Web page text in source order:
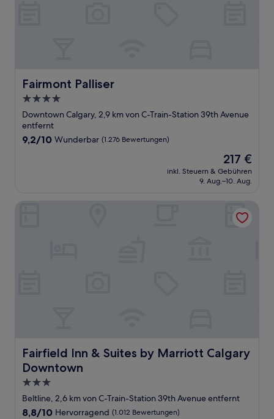
Fairmont Palliser
Fairmont Palliser
4.0-
Sterne-
Unterkunft
Downtown Calgary, 2,9 km von C-Train-Station 39th Avenue
entfernt
9.2
9,2/10 Wunderbar (1.276 Bewertungen)
Der
Preis
beträgt
217 €
inkl. Steuern & Gebühren
9. Aug.–10. Aug.
Fairfield Inn & Suites by Marriott Calgary
Downtown
Fairfield Inn & Suites by Marriott Calgary Downtown
3.0-
Sterne-
Unterkunft
Beltline, 2,6 km von C-Train-Station 39th Avenue entfernt
8.8
8,8/10 Hervorragend (1.012 Bewertungen)
Fairfield Inn & Suites by Marriott Calgary Downtown